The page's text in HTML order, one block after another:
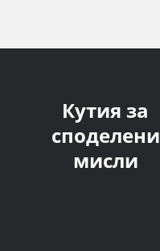
Кутия за
споделени
мисли